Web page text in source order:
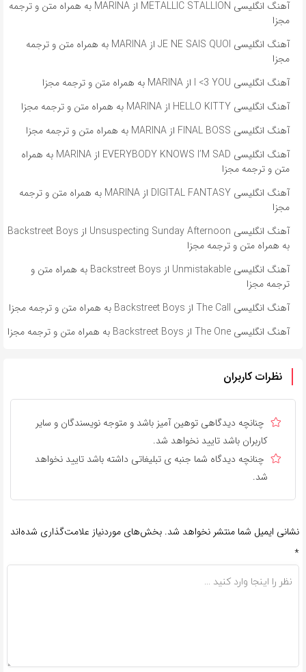
آهنگ انگلیسی METALLIC STALLION از MARINA به همراه متن و ترجمه
مجزا
آهنگ انگلیسی JE NE SAIS QUOI از MARINA به همراه متن و ترجمه
مجزا
آهنگ انگلیسی I <3 YOU از MARINA به همراه متن و ترجمه مجزا
آهنگ انگلیسی HELLO KITTY از MARINA به همراه متن و ترجمه مجزا
آهنگ انگلیسی FINAL BOSS از MARINA به همراه متن و ترجمه مجزا
آهنگ انگلیسی EVERYBODY KNOWS I’M SAD از MARINA به همراه
متن و ترجمه مجزا
آهنگ انگلیسی DIGITAL FANTASY از MARINA به همراه متن و ترجمه
مجزا
آهنگ انگلیسی Unsuspecting Sunday Afternoon از Backstreet Boys
به همراه متن و ترجمه مجزا
آهنگ انگلیسی Unmistakable از Backstreet Boys به همراه متن و
ترجمه مجزا
آهنگ انگلیسی The Call از Backstreet Boys به همراه متن و ترجمه مجزا
آهنگ انگلیسی The One از Backstreet Boys به همراه متن و ترجمه مجزا
نظرات کاربران
چنانچه دیدگاهی توهین آمیز باشد و متوجه نویسندگان و سایر
کاربران باشد تایید نخواهد شد.
چنانچه دیدگاه شما جنبه ی تبلیغاتی داشته باشد تایید نخواهد
شد.
نشانی ایمیل شما منتشر نخواهد شد. بخش‌های موردنیاز علامت‌گذاری شده‌اند
*